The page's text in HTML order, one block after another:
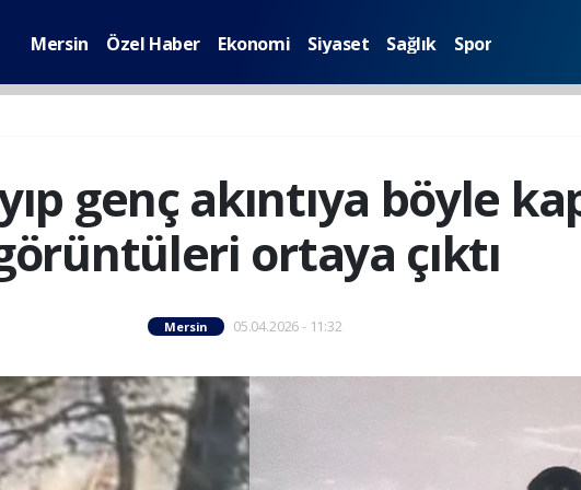
Mersin Özel Haber Ekonomi Siyaset Sağlık Spor
genç akıntıya böyle
ortaya çıktı
Mersin 05.04.2026 - 11:32